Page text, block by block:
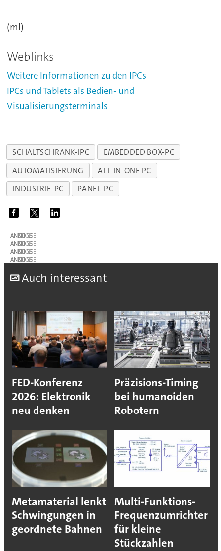
(ml)
Weblinks
Weitere Informationen zu den IPCs
IPCs und Tablets als Bedien- und
Visualisierungsterminals
SCHALTSCHRANK-IPC
EMBEDDED BOX-PC
AUTOMATISIERUNG
ALL-IN-ONE PC
INDUSTRIE-PC
PANEL-PC
ANZEIGE
ANZEIGE
ANZEIGE
ANZEIGE
Auch interessant
FED-Konferenz
2026: Elektronik
neu denken
Präzisions-Timing
bei humanoiden
Robotern
Metamaterial lenkt
Schwingungen in
geordnete Bahnen
Multi-Funktions-
Frequenzumrichter
für kleine
Stückzahlen